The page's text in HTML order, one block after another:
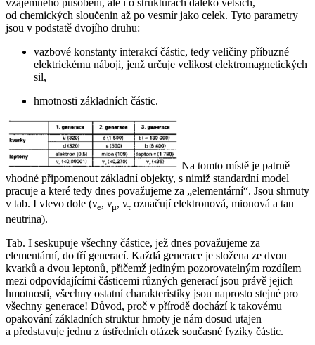
od chemických sloučenin až po vesmír jako celek. Tyto parametry
jsou v podstatě dvojího druhu:
vazbové konstanty interakcí částic, tedy veličiny příbuzné
elektrickému náboji, jenž určuje velikost elektromagnetických
sil,
hmotnosti základních částic.
Na tomto místě je patrně
vhodné připomenout základní objekty, s nimiž standardní model
pracuje a které tedy dnes považujeme za „elementární“. Jsou shrnuty
v tab. I vlevo dole (νe, νμ, ντ označují elektronová, mionová a tau
neutrina).
Tab. I seskupuje všechny částice, jež dnes považujeme za
elementární, do tří generací. Každá generace je složena ze dvou
kvarků a dvou leptonů, přičemž jediným pozorovatelným rozdílem
mezi odpovídajícími částicemi různých generací jsou právě jejich
hmotnosti, všechny ostatní charakteristiky jsou naprosto stejné pro
všechny generace! Důvod, proč v přírodě dochází k takovému
opakování základních struktur hmoty je nám dosud utajen
a představuje jednu z ústředních otázek současné fyziky částic.